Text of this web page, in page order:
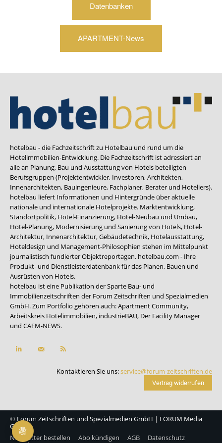
Datenbanken
APARTMENT-News
hotelbau - die Fachzeitschrift zu Hotelbau und rund um die
Hotelimmobilien-Entwicklung. Die Fachzeitschrift ist adressiert an
alle an Planung, Bau und Ausstattung von Hotels beteiligten
Berufsgruppen (Projektentwickler, Investoren, Architekten,
Innenarchitekten, Bauingenieure, Fachplaner, Berater und Hoteliers).
hotelbau liefert Informationen und Hintergründe über aktuelle
nationale und internationale Hotelprojekte. Marktentwicklung,
Standortpolitik, Hotel-Finanzierung, Hotel-Neubau und Umbau,
Hotel-Planung, Modernisierung und Sanierung von Hotels, Hotel-
Architektur, Innenarchitektur, Gebäudetechnik, Hotelausstattung,
Hoteldesign und Management-Philosophien stehen im Mittelpunkt
journalistisch fundierter Objektreportagen. hotelbau.com - Ihre
Produkt- und Dienstleisterdatenbank für das Planen, Bauen und
Ausrüsten von Hotels.
hotelbau ist eine Publikation der Sparte Bau- und
Immobilienzeitschriften der Forum Zeitschriften und Spezialmedien
GmbH. Zum Portfolio gehören auch:Apartment Community,
Arbeitskreis Hotelimmobilien, industrieBAU, Der Facility Manager
und CAFM-NEWS.
Kontaktieren Sie uns:service@forum-zeitschriften.de
Vertrag widerrufen
© Forum Zeitschriften und Spezialmedien GmbH | FORUM Media
Group
Newsletter bestellen
Abo kündigen AGB
Datenschutz